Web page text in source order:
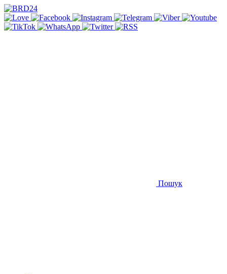
Пошук